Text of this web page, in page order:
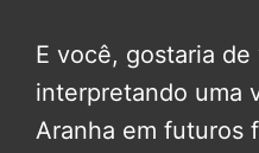
E você, gostaria
interpretando uma
Aranha em futuros